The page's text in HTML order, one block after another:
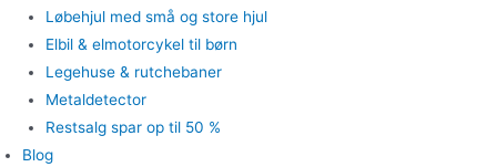
Løbehjul med små og store hjul
Elbil & elmotorcykel til børn
Legehuse & rutchebaner
Metaldetector
Restsalg spar op til 50 %
Blog